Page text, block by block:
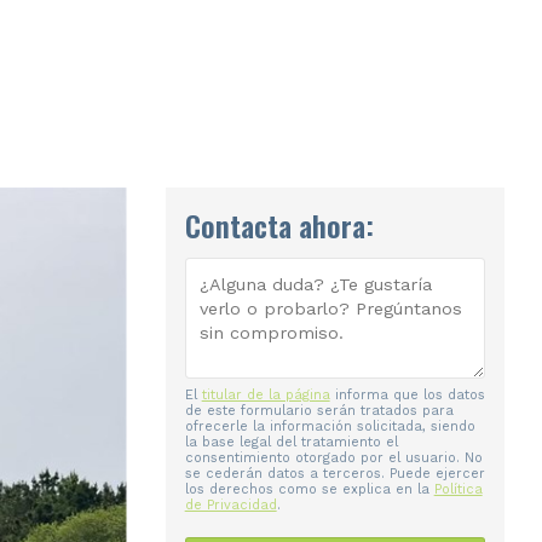
Contacta ahora:
El titular de la páginainforma que los datos
de este formulario serán tratados para
ofrecerle la información solicitada, siendo
la base legal del tratamiento el
consentimiento otorgado por el usuario. No
se cederán datos a terceros. Puede ejercer
los derechos como se explica en la Política
de Privacidad .